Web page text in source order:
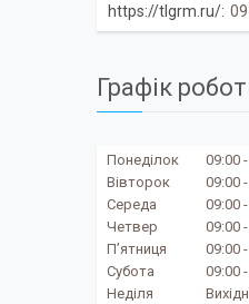
https://tlgrm.ru/
Графік
Понеділок 09:00
Вівторок
09:00
Середа
09:00
Четвер
09:00
Пʼятниця
09:00
Субота
09:00
Неділя